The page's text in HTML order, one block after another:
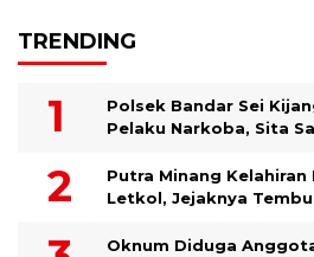
TRENDING
Polsek Bandar Sei
Pelaku Narkoba, Sita
Putra Minang
Letkol, Jejaknya
Oknum Diduga